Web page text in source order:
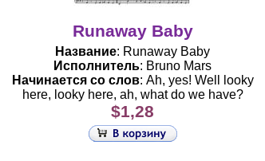
Runaway Baby
Название: Runaway Baby
Исполнитель: Bruno Mars
Начинается со слов: Ah, yes! Well looky
here, looky here, ah, what do we have?
$1,28